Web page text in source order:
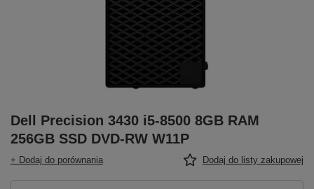
Dell Precision 3430 i5-8500 8GB RAM
256GB SSD DVD-RW W11P
+ Dodaj do porównania Dodaj do listy zakupowej